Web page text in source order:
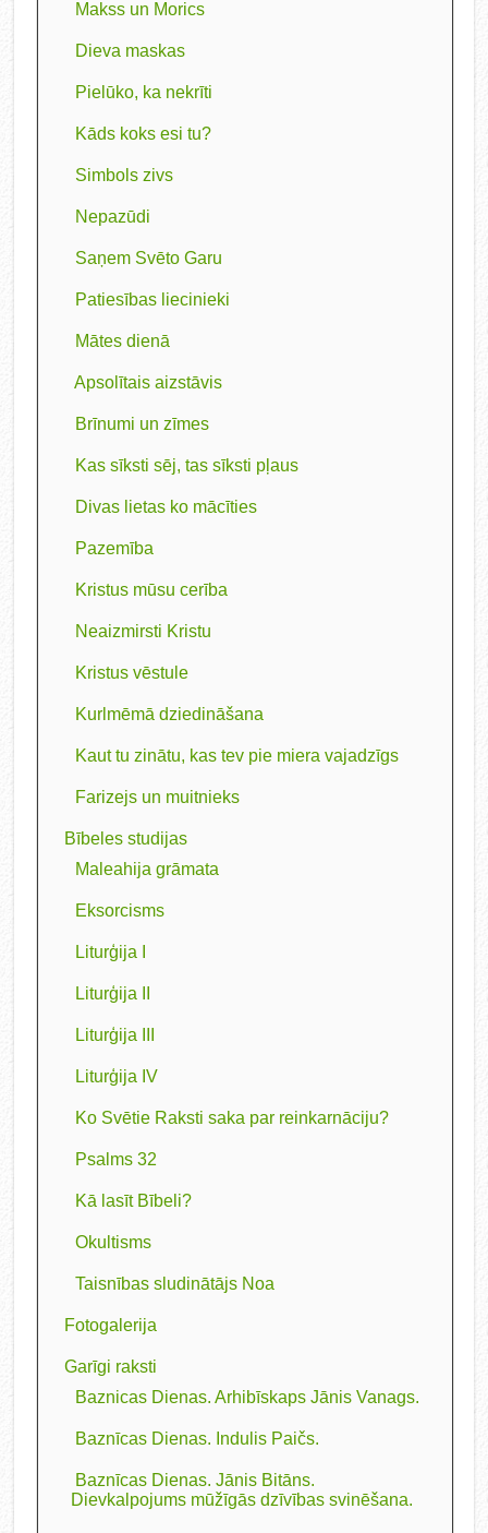
Makss un Morics
Dieva maskas
Pielūko, ka nekrīti
Kāds koks esi tu?
Simbols zivs
Nepazūdi
Saņem Svēto Garu
Patiesības liecinieki
Mātes dienā
Apsolītais aizstāvis
Brīnumi un zīmes
Kas sīksti sēj, tas sīksti pļaus
Divas lietas ko mācīties
Pazemība
Kristus mūsu cerība
Neaizmirsti Kristu
Kristus vēstule
Kurlmēmā dziedināšana
Kaut tu zinātu, kas tev pie miera vajadzīgs
Farizejs un muitnieks
Bībeles studijas
Maleahija grāmata
Eksorcisms
Liturģija I
Liturģija II
Liturģija III
Liturģija IV
Ko Svētie Raksti saka par reinkarnāciju?
Psalms 32
Kā lasīt Bībeli?
Okultisms
Taisnības sludinātājs Noa
Fotogalerija
Garīgi raksti
Baznicas Dienas. Arhibīskaps Jānis Vanags.
Baznīcas Dienas. Indulis Paičs.
Baznīcas Dienas. Jānis Bitāns.
Dievkalpojums mūžīgās dzīvības svinēšana.